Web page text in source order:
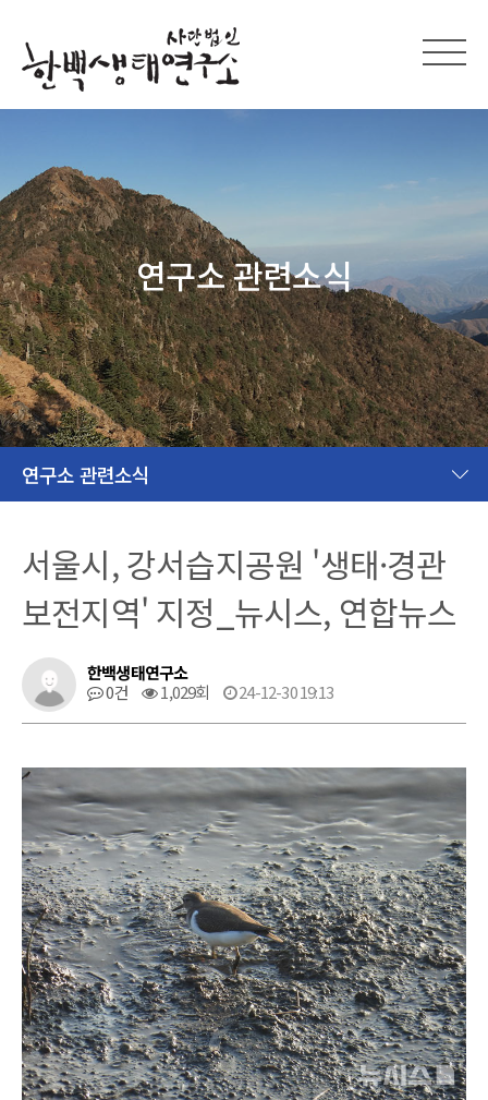
연구소 관련소식
연구소 관련소식
서울시, 강서습지공원 '생태·경관
보전지역' 지정_뉴시스, 연합뉴스
한백생태연구소
0건
1,029회 24-12-30 19:13